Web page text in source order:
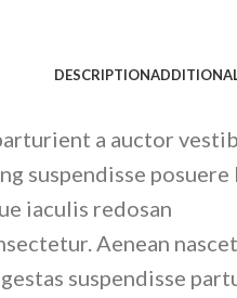
DESCRIPTION
a auctor
suspendisse
iaculis redosan
Aenean
suspendisse